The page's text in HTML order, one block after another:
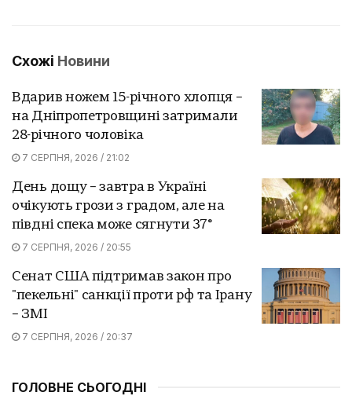
Схожі Новини
Вдарив ножем 15-річного хлопця –
на Дніпропетровщині затримали
28-річного чоловіка
7 СЕРПНЯ, 2026 / 21:02
День дощу – завтра в Україні
очікують грози з градом, але на
півдні спека може сягнути 37°
7 СЕРПНЯ, 2026 / 20:55
Сенат США підтримав закон про
"пекельні" санкції проти рф та Ірану
– ЗМІ
7 СЕРПНЯ, 2026 / 20:37
ГОЛОВНЕ СЬОГОДНІ